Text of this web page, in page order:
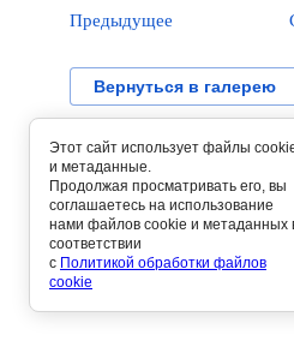
Предыдущее
Вернуться в галерею
Этот сайт использует файлы
и метаданные.
Продолжая просматривать его, вы
соглашаетесь на использование
нами файлов cookie и метаданных
соответствии
с Политикой обработки файлов
cookie